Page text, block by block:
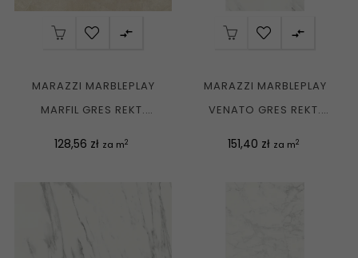

MARAZZI MARBLEPLAY
MARFIL GRES REKT.
Cena
128,56 zł za m2

MARAZZI MARBLEPLAY
VENATO GRES REKT.
Cena
151,40 zł za m2